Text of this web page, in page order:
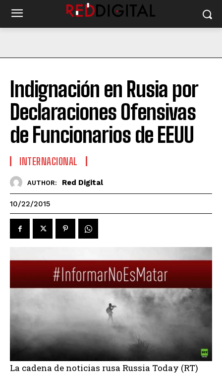
Indignación en Rusia por
Declaraciones Ofensivas
de Funcionarios de EEUU
INTERNACIONAL
AUTHOR: Red Digital
10/22/2015
La cadena de noticias rusa Russia Today (RT)